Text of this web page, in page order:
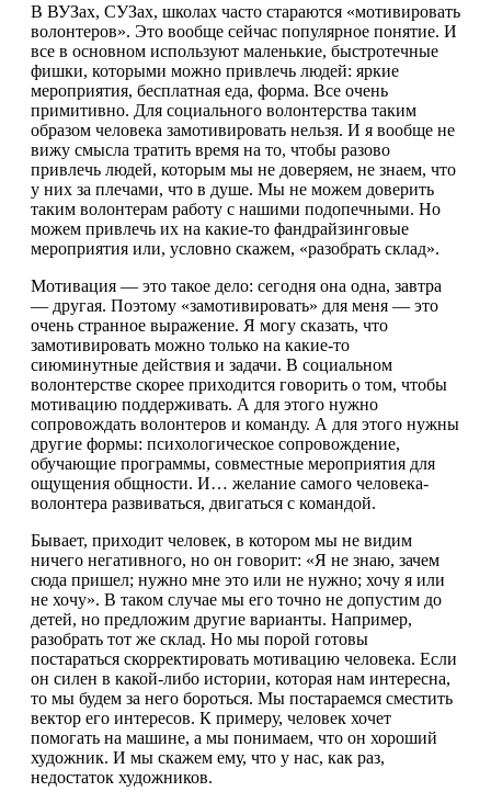
В ВУЗах, СУЗах, школах часто стараются «мотивировать
волонтеров». Это вообще сейчас популярное понятие. И
все в основном используют маленькие, быстротечные
фишки, которыми можно привлечь людей: яркие
мероприятия, бесплатная еда, форма. Все очень
примитивно. Для социального волонтерства таким
образом человека замотивировать нельзя. И я вообще не
вижу смысла тратить время на то, чтобы разово
привлечь людей, которым мы не доверяем, не знаем, что
у них за плечами, что в душе. Мы не можем доверить
таким волонтерам работу с нашими подопечными. Но
можем привлечь их на какие-то фандрайзинговые
мероприятия или, условно скажем, «разобрать склад».
Мотивация — это такое дело: сегодня она одна, завтра
— другая. Поэтому «замотивировать» для меня — это
очень странное выражение. Я могу сказать, что
замотивировать можно только на какие-то
сиюминутные действия и задачи. В социальном
волонтерстве скорее приходится говорить о том, чтобы
мотивацию поддерживать. А для этого нужно
сопровождать волонтеров и команду. А для этого нужны
другие формы: психологическое сопровождение,
обучающие программы, совместные мероприятия для
ощущения общности. И… желание самого человека-
волонтера развиваться, двигаться с командой.
Бывает, приходит человек, в котором мы не видим
ничего негативного, но он говорит: «Я не знаю, зачем
сюда пришел; нужно мне это или не нужно; хочу я или
не хочу». В таком случае мы его точно не допустим до
детей, но предложим другие варианты. Например,
разобрать тот же склад. Но мы порой готовы
постараться скорректировать мотивацию человека. Если
он силен в какой-либо истории, которая нам интересна,
то мы будем за него бороться. Мы постараемся сместить
вектор его интересов. К примеру, человек хочет
помогать на машине, а мы понимаем, что он хороший
художник. И мы скажем ему, что у нас, как раз,
недостаток художников.